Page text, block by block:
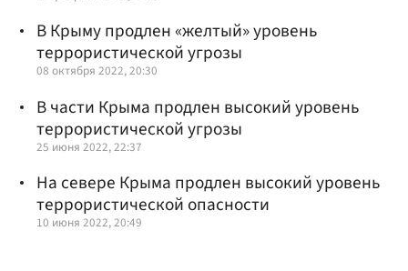
В Крыму продлен «желтый» уровень
террористической угрозы
08 октября 2022, 20:30
В части Крыма продлен высокий уровень
террористической угрозы
25 июня 2022, 22:37
На севере Крыма продлен высокий уровень
террористической опасности
10 июня 2022, 20:49